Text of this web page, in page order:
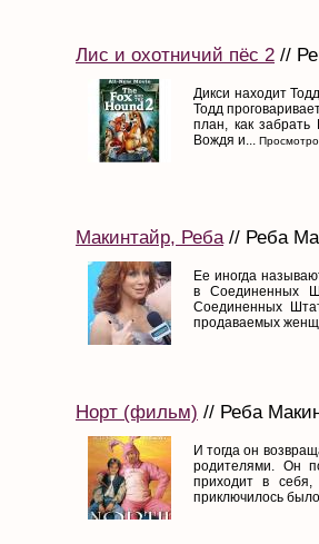
Лис и охотничий пёс 2 //
Дикси находит
Тодд
план, как
Вождя и...
Макинтайр, Реба// Реба
Ее иногда
в Соединенных
Соединенных
продаваемых
Норт (фильм) // Реба
И тогда он
родителями. Он
приходит в
приключилось